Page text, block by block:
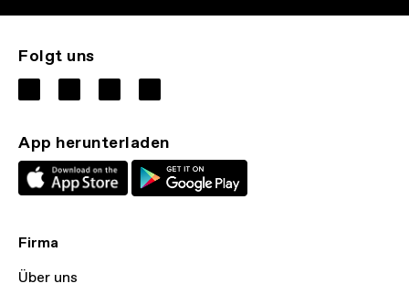
Folgt uns
App herunterladen
Firma
Über uns